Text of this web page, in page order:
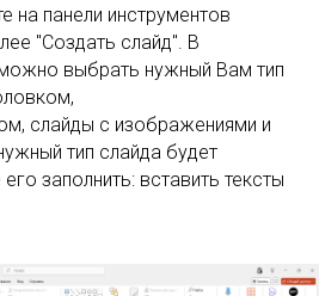
на панели инструментов
"Создать слайд". В
выбрать нужный Вам тип
слайды с изображениями и
тип слайда будет
заполнить: вставить тексты